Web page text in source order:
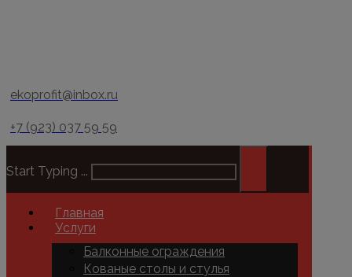
ekoprofit@inbox.ru
+7 (923) 037 59 59
Start Typing ...
Главная
Услуги
Балконные ограждения
Кованые столы и стулья